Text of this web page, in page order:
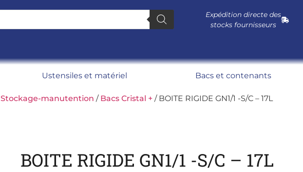
Expédition directe des
stocks fournisseurs
Ustensiles et matériel Bacs et contenants
Stockage-manutention / Bacs Cristal + / BOITE RIGIDE GN1/1 -S/C – 17L
BOITE RIGIDE GN1/1 -S/C – 17L